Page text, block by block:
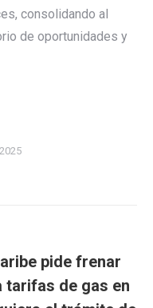
consolidando al
de oportunidades y
pide frenar
tarifas de gas en